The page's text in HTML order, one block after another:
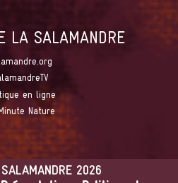
LA SALAMANDRE
en ligne
Nature
2026